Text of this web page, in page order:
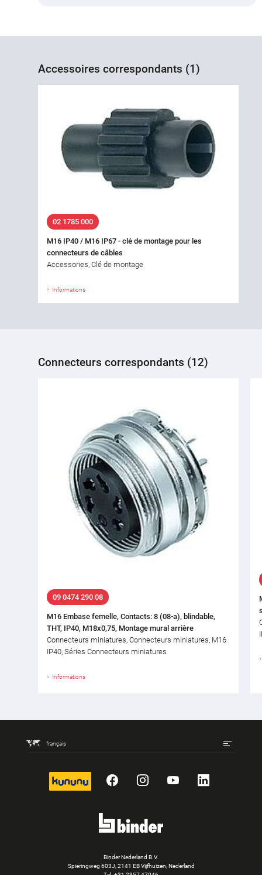
Accessoires correspondants (1)
02 1785 000
M16 IP40 / M16 IP67 - clé de montage pour les
connecteurs de câbles
Accessories, Clé de montage
Informations
Connecteurs correspondants (12)
09 0474 290 08
M16 Embase femelle, Contacts: 8 (08-a), blindable,
THT, IP40, M18x0,75, Montage mural arrière
Connecteurs miniatures, Connecteurs miniatures, M16
IP40, Séries Connecteurs miniatures
Informations
français
kununu FacebookInstagram
YouTubeLinkedIn
Binder Nederland B.V.
Spieringweg 603J, 2141 EB Vijfhuizen, Nederland